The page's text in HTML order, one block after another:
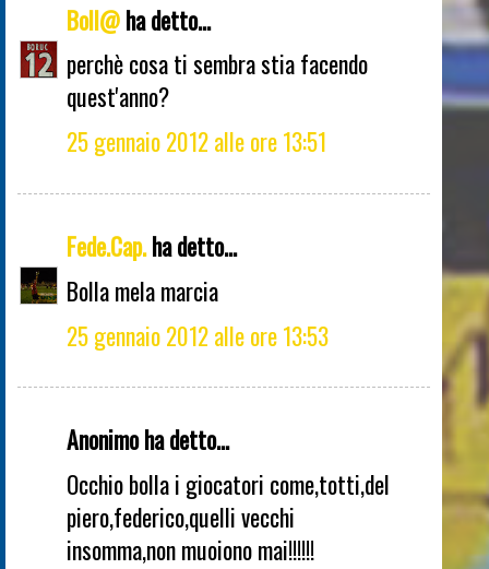
Boll@ha detto...
perchè cosa ti sembra stia facendo
quest'anno?
25 gennaio 2012 alle ore 13:51
Fede.Cap.ha detto...
Bolla mela marcia
25 gennaio 2012 alle ore 13:53
Anonimo ha detto...
Occhio bolla i giocatori come,totti,del
piero,federico,quelli vecchi
insomma,non muoiono mai!!!!!!